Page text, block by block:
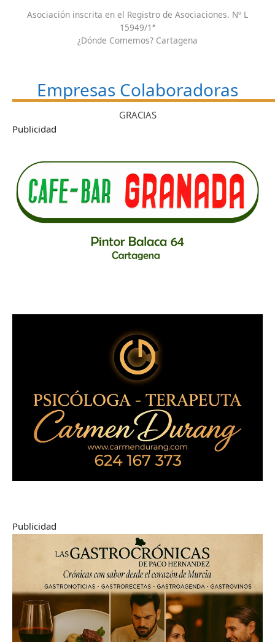
Asociación inscrita en el Registro de Asociaciones. Nº L
15949/1ª
¿Dónde Comemos? Cartagena
Empresas Colaboradoras
GRACIAS
Publicidad
Publicidad